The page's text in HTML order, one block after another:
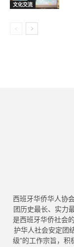
文化交流
西班牙华侨华人协
团历史最长、实力
是西班牙华侨社会
护华人社会安定团
级”的工作宗旨，